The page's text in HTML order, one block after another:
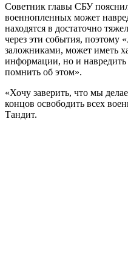
Советник главы СБУ
военнопленных может
находятся в достаточно
через эти события, поэтому
заложниками, может иметь
информации, но и
помнить об этом».
«Хочу заверить, что мы
концов освободить всех
Тандит.